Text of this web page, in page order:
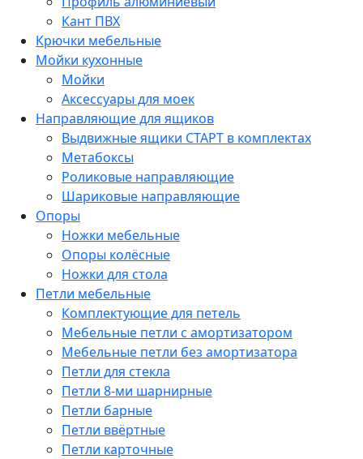
Кант ПВХ
Крючки мебельные
Мойки кухонные
Мойки
Аксессуары для моек
Направляющие для ящиков
Выдвижные ящики СТАРТ в комплектах
Метабоксы
Роликовые направляющие
Шариковые направляющие
Опоры
Ножки мебельные
Опоры колёсные
Ножки для стола
Петли мебельные
Комплектующие для петель
Мебельные петли с амортизатором
Мебельные петли без амортизатора
Петли для стекла
Петли 8-ми шарнирные
Петли барные
Петли ввёртные
Петли карточные